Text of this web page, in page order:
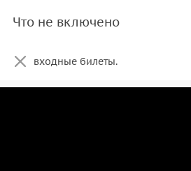
Что не включено
входные билеты.